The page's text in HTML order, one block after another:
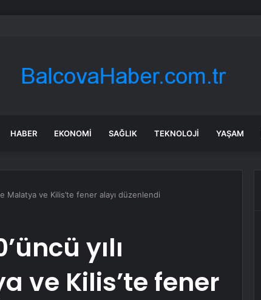
ilk uyarı: “Esprisini bile yapmayacaksınız”
HABER EKONOMI SAĞLIK TEKNOLOJI YAŞAM
Malatya ve Kilis’te fener alayı düzenlendi
yılı
ve Kilis’te fener